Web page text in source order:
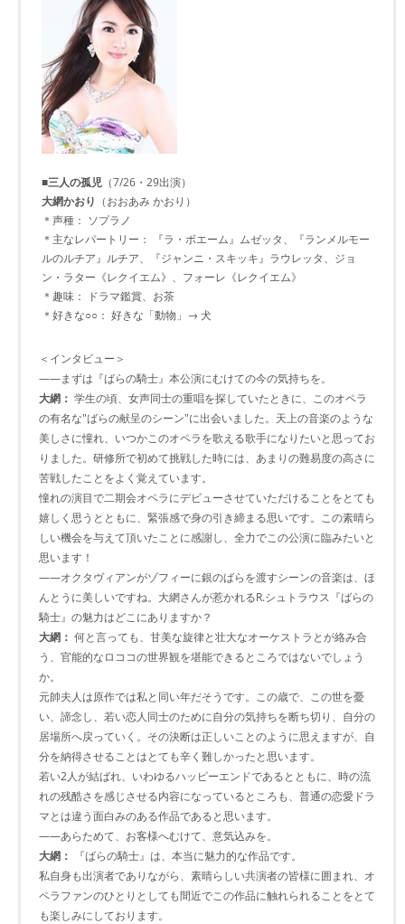
■三人の孤児 （7/26・29出演）
大網かおり （おおあみ かおり）
＊声種： ソプラノ
＊主なレパートリー： 『ラ・ボエーム』ムゼッタ、『ランメルモー
ルのルチア』ルチア、『ジャンニ・スキッキ』ラウレッタ、ジョ
ン・ラター《レクイエム》、フォーレ《レクイエム》
＊趣味： ドラマ鑑賞、お茶
＊好きな○○： 好きな「動物」→ 犬
＜インタビュー＞
――まずは『ばらの騎士』本公演にむけての今の気持ちを。
大網： 学生の頃、女声同士の重唱を探していたときに、このオペラ
の有名な"ばらの献呈のシーン"に出会いました。天上の音楽のような
美しさに憧れ、いつかこのオペラを歌える歌手になりたいと思ってお
りました。研修所で初めて挑戦した時には、あまりの難易度の高さに
苦戦したことをよく覚えています。
憧れの演目で二期会オペラにデビューさせていただけることをとても
嬉しく思うとともに、緊張感で身の引き締まる思いです。この素晴ら
しい機会を与えて頂いたことに感謝し、全力でこの公演に臨みたいと
思います！
――オクタヴィアンがゾフィーに銀のばらを渡すシーンの音楽は、ほ
んとうに美しいですね。大網さんが惹かれるR.シュトラウス『ばらの
騎士』の魅力はどこにありますか？
大網： 何と言っても、甘美な旋律と壮大なオーケストラとが絡み合
う、官能的なロココの世界観を堪能できるところではないでしょう
か。
元帥夫人は原作では私と同い年だそうです。この歳で、この世を憂
い、諦念し、若い恋人同士のために自分の気持ちを断ち切り、自分の
居場所へ戻っていく。その決断は正しいことのように思えますが、自
分を納得させることはとても辛く難しかったと思います。
若い2人が結ばれ、いわゆるハッピーエンドであるとともに、時の流
れの残酷さを感じさせる内容になっているところも、普通の恋愛ドラ
マとは違う面白みのある作品であると思います。
――あらためて、お客様へむけて、意気込みを。
大網：
『ばらの騎士』は、本当に魅力的な作品です。
私自身も出演者でありながら、素晴らしい共演者の皆様に囲まれ、オ
ペラファンのひとりとしても間近でこの作品に触れられることをとて
も楽しみにしております。